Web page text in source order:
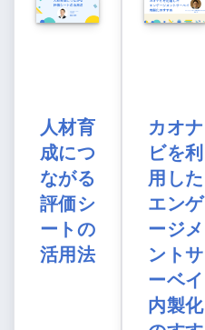
人材育
成につ
ながる
評価シ
ートの
活用法
カオナ
ビを利
用した
エンゲ
ージメ
ントサ
ーベイ
内製化